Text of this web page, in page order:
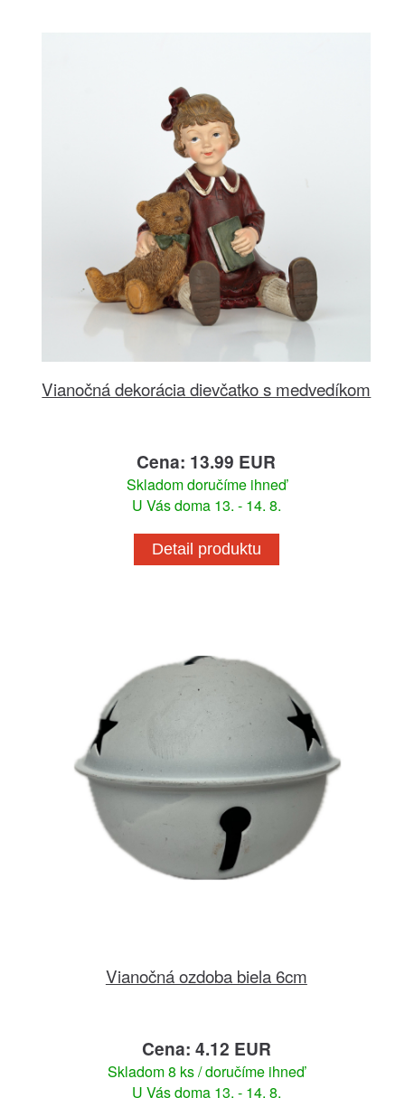
Vianočná dekorácia dievčatko s medvedíkom
Cena: 13.99 EUR
Skladom doručíme ihneď
U Vás doma 13. - 14. 8.
Detail produktu
Vianočná ozdoba biela 6cm
Cena: 4.12 EUR
Skladom 8 ks / doručíme ihneď
U Vás doma 13. - 14. 8.